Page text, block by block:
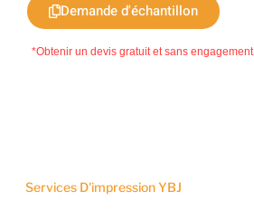
Demande d'échantillon
*Obtenir un devis gratuit et sans engagement
Services D'impression YBJ